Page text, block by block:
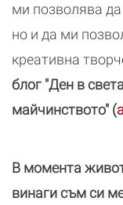
ми позволява
но и да ми
креативна
блог "Ден в
майчинството" (
В момента
винаги съм си